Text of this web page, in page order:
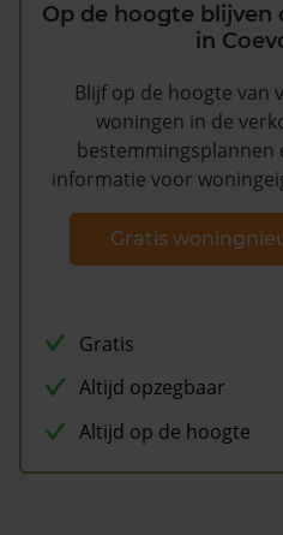
Op de hoogte
in
Blijf op de hoogte van
woningen in de
bestemmingsplannen
informatie voor
Gratis
Gratis
Altijd opzegbaar
Altijd op de hoogte